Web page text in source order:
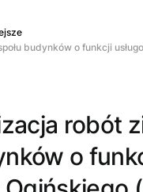
budynków o funkcji
robót
o